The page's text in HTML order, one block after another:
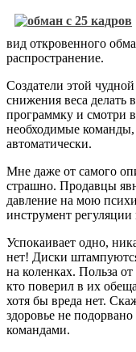
вид откровенного
распространение.
Создатели этой
снижения веса делать
программку и смотри
необходимые команды,
автоматически.
Мне даже от самого
страшно. Продавцы
давление на мою
инструмент регуляции
Успокаивает одно,
нет! Диски
на коленках. Польза
кто поверил в их
хотя бы вреда нет.
здоровье не
командами.